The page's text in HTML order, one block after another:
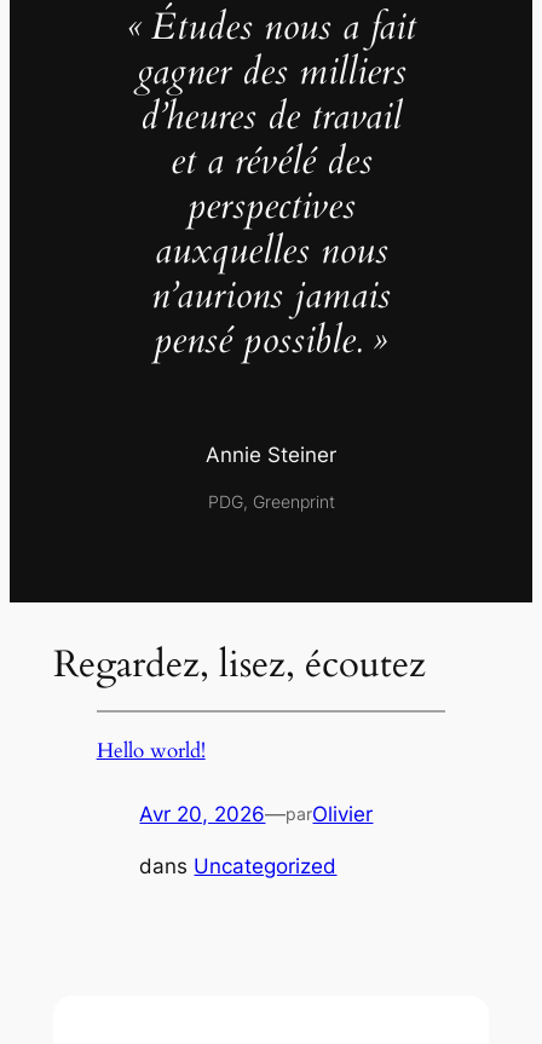
« Études nous a fait
gagner des milliers
d’heures de travail
et a révélé des
perspectives
auxquelles nous
n’aurions jamais
pensé possible. »
Annie Steiner
PDG, Greenprint
Regardez, lisez, écoutez
Hello world!
Avr 20, 2026—parOlivier
dans Uncategorized